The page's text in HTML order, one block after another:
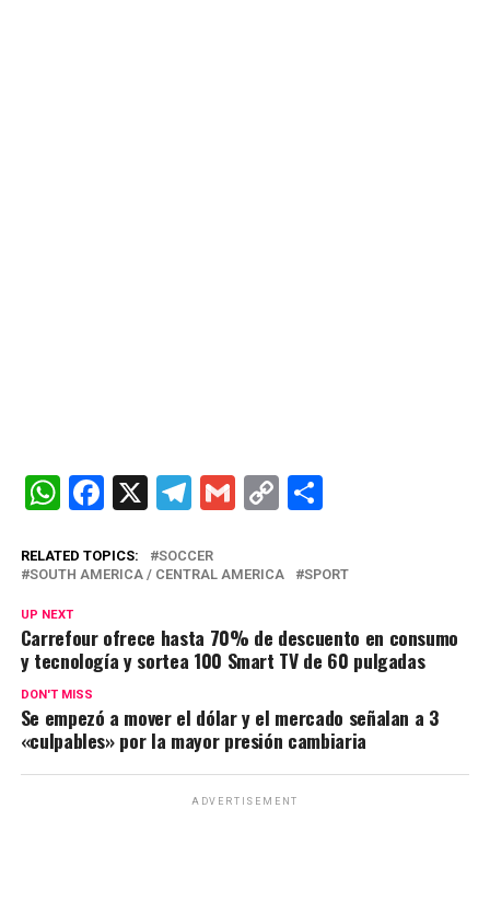
W
at
A
p
p
F
ce
o
o
k
X
T
e
a
m
G
ail
C
py
n
k
m
ar
tir
RELATED TOPICS:
SOCCER
SOUTH AMERICA / CENTRAL AMERICA
SPORT
UP NEXT
Carrefour ofrece hasta 70% de descuento en consumo
y tecnología y sortea 100 Smart TV de 60 pulgadas
DON'T MISS
Se empezó a mover el dólar y el mercado señalan a 3
«culpables» por la mayor presión cambiaria
ADVERTISEMENT